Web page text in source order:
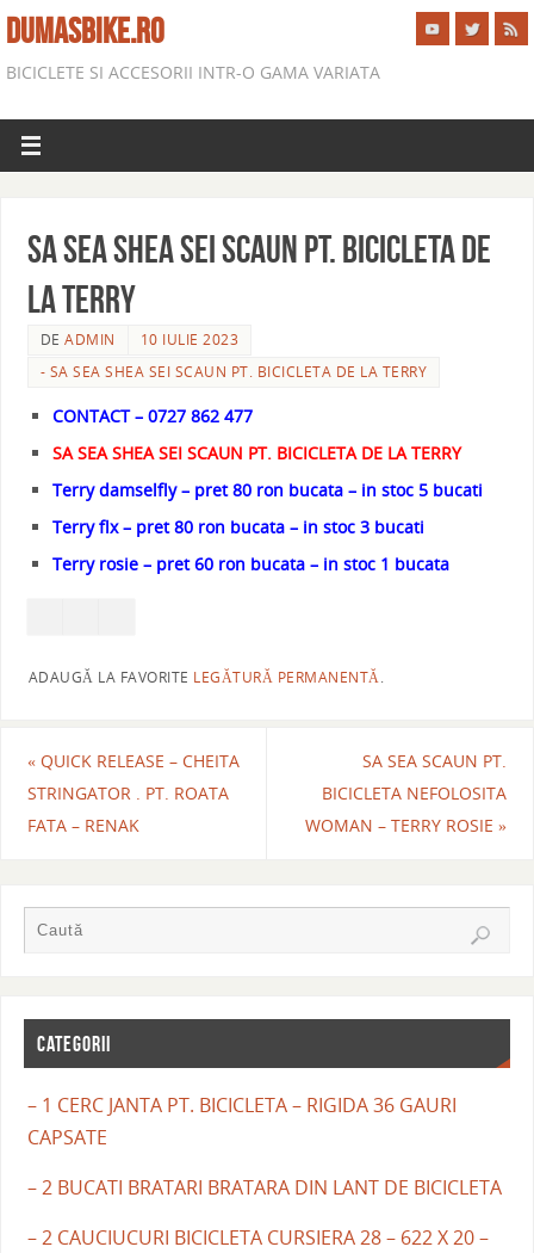
DUMASBIKE.RO
BICICLETE SI ACCESORII INTR-O GAMA VARIATA
SA SEA SHEA SEI SCAUN PT. BICICLETA DE
LA TERRY
DEADMIN
10 IULIE 2023
- SA SEA SHEA SEI SCAUN PT. BICICLETA DE LA TERRY
CONTACT – 0727 862 477
SA SEA SHEA SEI SCAUN PT. BICICLETA DE LA TERRY
Terry damselfly – pret 80 ron bucata – in stoc 5 bucati
Terry flx – pret 80 ron bucata – in stoc 3 bucati
Terry rosie – pret 60 ron bucata – in stoc 1 bucata
ADAUGĂ LA FAVORITE LEGĂTURĂ PERMANENTĂ.
«QUICK RELEASE – CHEITA
STRINGATOR . PT. ROATA
FATA – RENAK
SA SEA SCAUN PT.
BICICLETA NEFOLOSITA
WOMAN – TERRY ROSIE»
CATEGORII
– 1 CERC JANTA PT. BICICLETA – RIGIDA 36 GAURI
CAPSATE
– 2 BUCATI BRATARI BRATARA DIN LANT DE BICICLETA
– 2 CAUCIUCURI BICICLETA CURSIERA 28 – 622 X 20 –